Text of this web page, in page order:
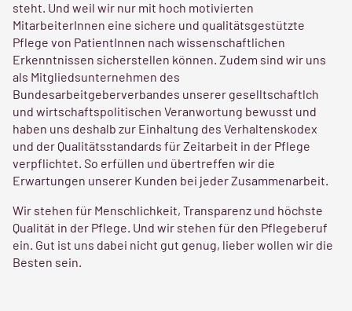
steht. Und weil wir nur mit hoch motivierten
MitarbeiterInnen eine sichere und qualitätsgestützte
Pflege von PatientInnen nach wissenschaftlichen
Erkenntnissen sicherstellen können. Zudem sind wir uns
als Mitgliedsunternehmen des
Bundesarbeitgeberverbandes unserer geselltschaftlch
und wirtschaftspolitischen Veranwortung bewusst und
haben uns deshalb zur Einhaltung des Verhaltenskodex
und der Qualitätsstandards für Zeitarbeit in der Pflege
verpflichtet. So erfüllen und übertreffen wir die
Erwartungen unserer Kunden bei jeder Zusammenarbeit.
Wir stehen für Menschlichkeit, Transparenz und höchste
Qualität in der Pflege. Und wir stehen für den Pflegeberuf
ein. Gut ist uns dabei nicht gut genug, lieber wollen wir die
Besten sein.